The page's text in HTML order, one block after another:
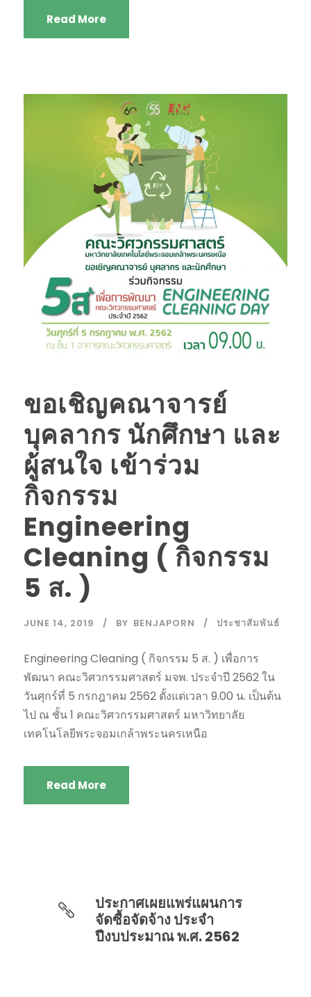
Read More
ขอเชิญคณาจารย์
บุคลากร นักศึกษา และ
ผู้สนใจ เข้าร่วม
กิจกรรม
Engineering
Cleaning ( กิจกรรม
5 ส. )
JUNE 14, 2019 BY BENJAPORN ประชาสัมพันธ์
Engineering Cleaning ( กิจกรรม 5 ส. ) เพื่อการ
พัฒนา คณะวิศวกรรมศาสตร์ มจพ. ประจำปี 2562 ใน
วันศุกร์ที่ 5 กรกฎาคม 2562 ตั้งแต่เวลา 9.00 น. เป็นต้น
ไป ณ ชั้น 1 คณะวิศวกรรมศาสตร์ มหาวิทยาลัย
เทคโนโลยีพระจอมเกล้าพระนครเหนือ
Read More
ประกาศเผยแพร่แผนการ
จัดซื้อจัดจ้าง ประจำ
ปีงบประมาณ พ.ศ. 2562